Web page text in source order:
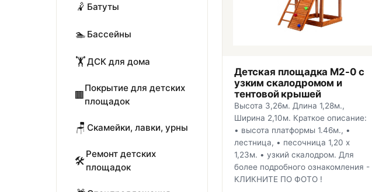
🤾 Батуты
🏊 Бассейны
🏋️ДСК для дома
🟫
Покрытие для детских
площадок
🪑 Скамейки, лавки, урны
🛠️
Ремонт детских
площадок
Детская площадка М2-0 с
узким скалодромом и
тентовой крышей
Высота 3,26м. Длина 1,28м.,
Ширина 2,10м. Краткое описание:
• высота платформы 1.46м., •
лестница, • песочница 1,20 х
1,23м. • узкий скалодром. Для
более подробного ознакомления -
КЛИКНИТЕ ПО ФОТО !